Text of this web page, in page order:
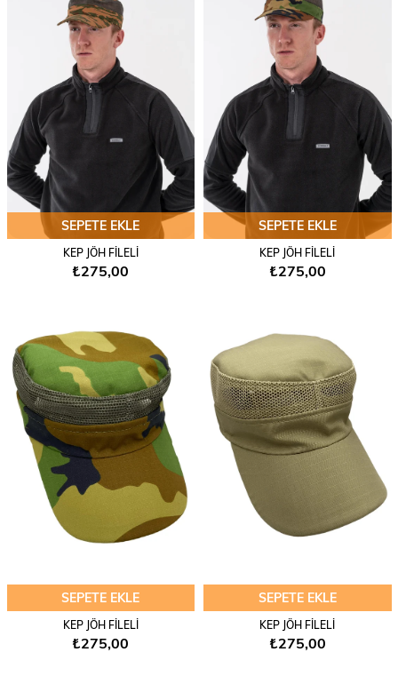
SEPETE EKLE
KEP JÖH FİLELİ
₺275,00
SEPETE EKLE
KEP JÖH FİLELİ
₺275,00
SEPETE EKLE
KEP JÖH FİLELİ
₺275,00
SEPETE EKLE
KEP JÖH FİLELİ
₺275,00